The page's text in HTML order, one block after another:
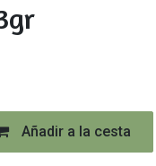
Añadir a la cesta